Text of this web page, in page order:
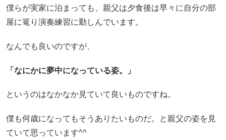
僕らが実家に泊まっても、親父は夕食後は早々に自分の部
屋に篭り演奏練習に勤しんでいます。
なんでも良いのですが、
「なにかに夢中になっている姿。」
というのはなかなか見ていて良いものですね。
僕も何歳になってもそうありたいものだ。と親父の姿を見
ていて思っています^^